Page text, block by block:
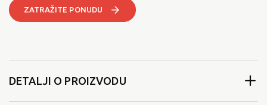
ZATRAŽITE PONUDU
DETALJI O PROIZVODU